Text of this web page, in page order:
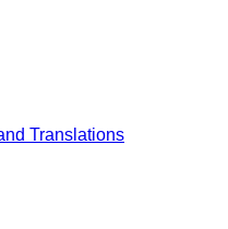
Translations